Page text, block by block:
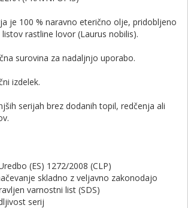
je 100 % naravno eterično olje, pridobljeno
rastline lovor (Laurus nobilis).
surovina za nadaljnjo uporabo.
izdelek.
serijah brez dodanih topil, redčenja ali
(ES) 1272/2008 (CLP)
skladno z veljavno zakonodajo
varnostni list (SDS)
serij